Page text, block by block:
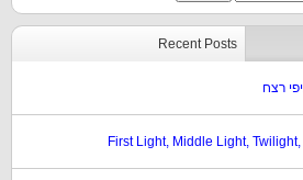
Recent Posts